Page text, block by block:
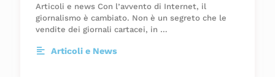
Articoli e news Con l’avvento di Internet, il
giornalismo è cambiato. Non è un segreto che le
vendite dei giornali cartacei, in …
Articoli e News